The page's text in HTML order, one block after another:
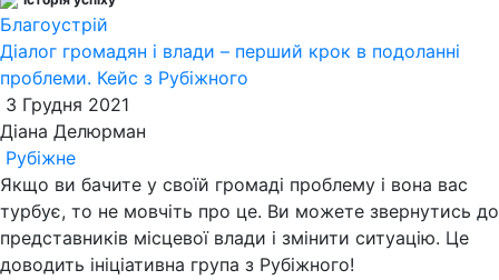
Благоустрій
Діалог громадян і влади – перший крок в подоланні
проблеми. Кейс з Рубіжного
3 Грудня 2021
Діана Делюрман
Рубіжне
Якщо ви бачите у своїй громаді проблему і вона вас
турбує, то не мовчіть про це. Ви можете звернутись до
представників місцевої влади і змінити ситуацію. Це
доводить ініціативна група з Рубіжного!